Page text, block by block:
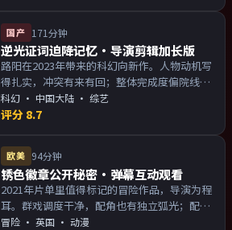
国产 171分钟
逆光证词迫降记忆·导演剪辑加长版
路阳在2023年带来的科幻向新作。人物动机写
得扎实，冲突有来有回；整体完成度偏院线质
感。主演以演技派为主，适合喜欢强叙事与人
物关系的观众加入片单。
科幻 · 中国大陆 · 综艺
评分 8.7
欧美 94分钟
锈色徽章公开秘密·弹幕互动观看
2021年片单里值得标记的冒险作品，导演为程
耳。群戏调度干净，配角也有独立弧光；配乐
与画面气质统一。主演以演技派为主，适合喜
冒险 · 英国 · 动漫